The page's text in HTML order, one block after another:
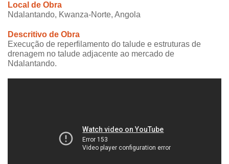
Local de Obra
Ndalantando, Kwanza-Norte, Angola
Descritivo de Obra
Execução de reperfilamento do talude e estruturas de
drenagem no talude adjacente ao mercado de
Ndalantando.